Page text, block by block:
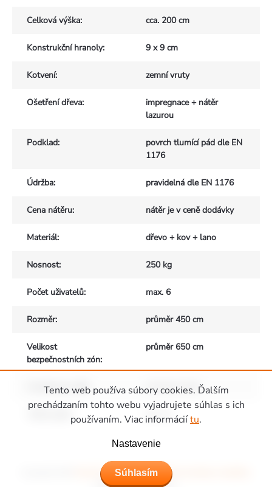
Tento web používa súbory cookies. Ďalším
prechádzaním tohto webu vyjadrujete súhlas s ich
používaním. Viac informáciítu.
Nastavenie
Súhlasím
Celková výška: cca. 200 cm
Konstrukční hranoly: 9 x 9 cm
Kotvení: zemní vruty
Ošetření dřeva:
impregnace + nátěr
lazurou
Podklad:
povrch tlumící pád dle EN
1176
Údržba: pravidelná dle EN 1176
Cena nátěru: nátěr je v ceně dodávky
Materiál: dřevo + kov + lano
Nosnost: 250 kg
Počet uživatelů: max. 6
Rozměr: průměr 450 cm
Velikost
bezpečnostních zón:
průměr 650 cm
Vhodné pro děti: od 3 do 14 let
do 2 m
Ihriská Piccolino - Detské ihriská, domčeky a hojdačky
Všetky práva vyhradené.